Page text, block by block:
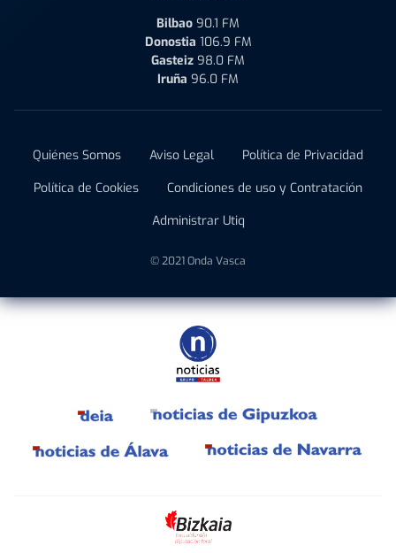
Bilbao 90.1 FM
Donostia 106.9 FM
Gasteiz 98.0 FM
Iruña 96.0 FM
Quiénes Somos Aviso Legal
Política de Privacidad
Política de Cookies
Condiciones de uso y Contratación
Administrar Utiq
© 2021 Onda Vasca